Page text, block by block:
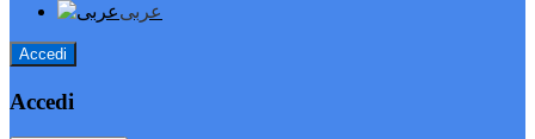
عربى
Accedi
Accedi